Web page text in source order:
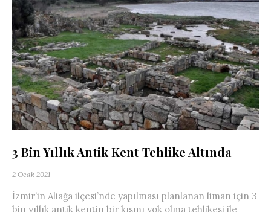
3 Bin Yıllık Antik Kent Tehlike Altında
2 Ocak 2021
İzmir’in Aliağa ilçesi’nde yapılması planlanan liman için 3
bin yıllık antik kentin bir kısmı yok olma tehlikesi ile